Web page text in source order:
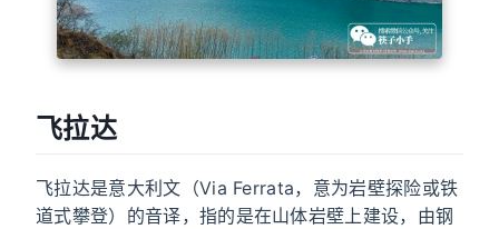
飞拉达
飞拉达是意大利文（Via Ferrata，意为岩壁探险或铁
道式攀登）的音译，指的是在山体岩壁上建设，由钢